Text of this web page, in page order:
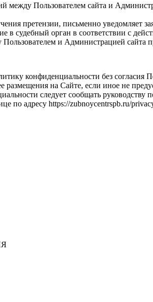
Пользователем сайта и
претензии, письменно уведомляет
в судебный орган в соответствии с
и Администрацией сайта
конфиденциальности без согласия
размещения на Сайте, если иное не
следует сообщать руководству
по адресу https://zubnoycentrspb.ru/